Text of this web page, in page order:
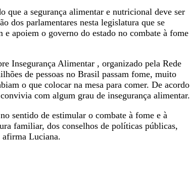
que a segurança alimentar e nutricional deve ser
dos parlamentares nesta legislatura que se
apoiem o governo do estado no combate à fome
Insegurança Alimentar , organizado pela Rede
de pessoas no Brasil passam fome, muito
o que colocar na mesa para comer. De acordo
com algum grau de insegurança alimentar.
sentido de estimular o combate à fome e à
familiar, dos conselhos de políticas públicas,
afirma Luciana.